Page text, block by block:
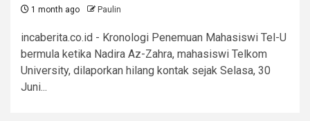
1 month ago Paulin
incaberita.co.id - Kronologi Penemuan Mahasiswi Tel-U
bermula ketika Nadira Az-Zahra, mahasiswi Telkom
University, dilaporkan hilang kontak sejak Selasa, 30
Juni...